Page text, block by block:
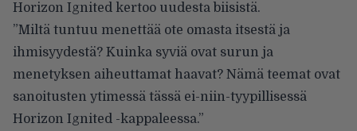
Horizon Ignited kertoo uudesta biisistä.
”Miltä tuntuu menettää ote omasta itsestä ja
ihmisyydestä? Kuinka syviä ovat surun ja
menetyksen aiheuttamat haavat? Nämä teemat ovat
sanoitusten ytimessä tässä ei-niin-tyypillisessä
Horizon Ignited -kappaleessa.”